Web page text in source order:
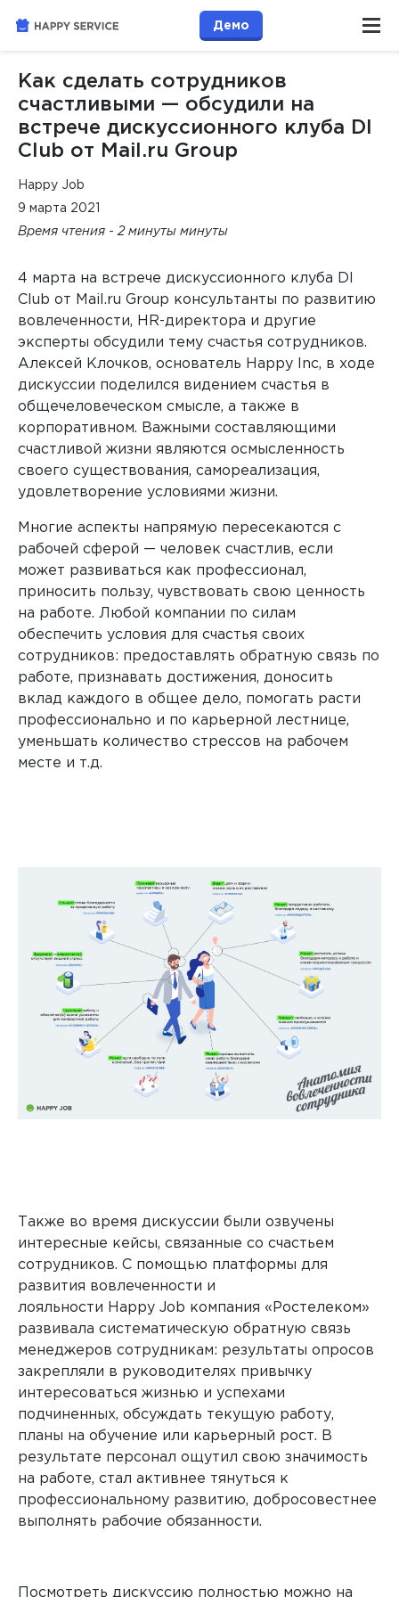
Демо
Как сделать сотрудников
счастливыми — обсудили на
встрече дискуссионного клуба DI
Club от Mail.ru Group
Happy Job
9 марта 2021
Время чтения - 2 минуты минуты
4 марта на встрече дискуссионного клуба DI
Club от Mail.ru Group консультанты по развитию
вовлеченности, HR-директора и другие
эксперты обсудили тему счастья сотрудников.
Алексей Клочков, основатель Happy Inc, в ходе
дискуссии поделился видением счастья в
общечеловеческом смысле, а также в
корпоративном. Важными составляющими
счастливой жизни являются осмысленность
своего существования, самореализация,
удовлетворение условиями жизни.
Многие аспекты напрямую пересекаются с
рабочей сферой — человек счастлив, если
может развиваться как профессионал,
приносить пользу, чувствовать свою ценность
на работе. Любой компании по силам
обеспечить условия для счастья своих
сотрудников: предоставлять обратную связь по
работе, признавать достижения, доносить
вклад каждого в общее дело, помогать расти
профессионально и по карьерной лестнице,
уменьшать количество стрессов на рабочем
месте и т.д.
Также во время дискуссии были озвучены
интересные кейсы, связанные со счастьем
сотрудников. С помощью платформы для
развития вовлеченности и
лояльности Happy Job компания «Ростелеком»
развивала систематическую обратную связь
менеджеров сотрудникам: результаты опросов
закрепляли в руководителях привычку
интересоваться жизнью и успехами
подчиненных, обсуждать текущую работу,
планы на обучение или карьерный рост. В
результате персонал ощутил свою значимость
на работе, стал активнее тянуться к
профессиональному развитию, добросовестнее
выполнять рабочие обязанности.
Посмотреть дискуссию полностью можно на